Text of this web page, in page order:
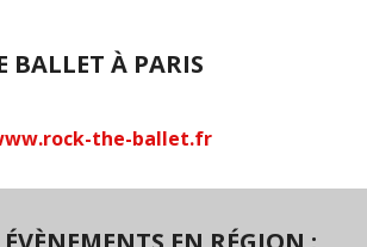
BALLET À PARIS
the-ballet.fr